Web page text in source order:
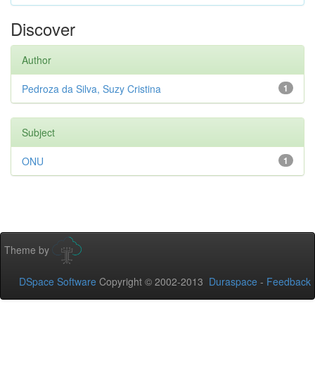
Discover
Author
1
Pedroza da Silva, Suzy Cristina
Subject
1
ONU
Theme by
DSpace Software Copyright © 2002-2013 Duraspace - Feedback